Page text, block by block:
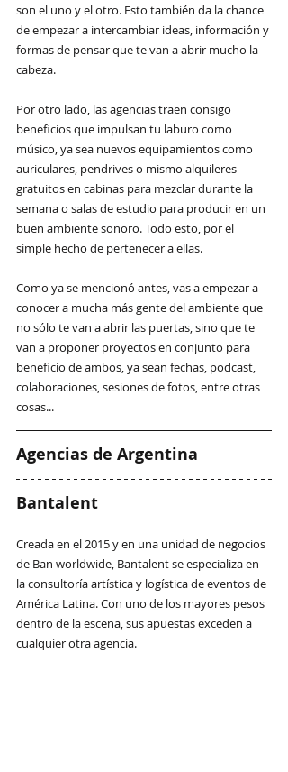
son el uno y el otro. Esto también da la chance
de empezar a intercambiar ideas, información y
formas de pensar que te van a abrir mucho la
cabeza.
Por otro lado, las agencias traen consigo
beneficios que impulsan tu laburo como
músico, ya sea nuevos equipamientos como
auriculares, pendrives o mismo alquileres
gratuitos en cabinas para mezclar durante la
semana o salas de estudio para producir en un
buen ambiente sonoro. Todo esto, por el
simple hecho de pertenecer a ellas.
Como ya se mencionó antes, vas a empezar a
conocer a mucha más gente del ambiente que
no sólo te van a abrir las puertas, sino que te
van a proponer proyectos en conjunto para
beneficio de ambos, ya sean fechas, podcast,
colaboraciones, sesiones de fotos, entre otras
cosas...
Agencias de Argentina
Bantalent
Creada en el 2015 y en una unidad de negocios
de Ban worldwide, Bantalent se especializa en
la consultoría artística y logística de eventos de
América Latina. Con uno de los mayores pesos
dentro de la escena, sus apuestas exceden a
cualquier otra agencia.